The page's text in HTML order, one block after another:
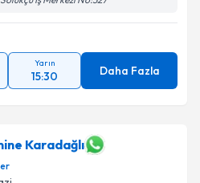
Yarın
15:30 Daha Fazla
Karadağlı